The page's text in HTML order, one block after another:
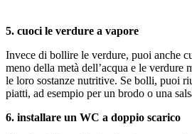
5. cuoci le verdure a vapore
Invece di bollire le verdure, puoi anche
meno della metà dell’acqua e le verdure
le loro sostanze nutritive. Se bolli, puoi
piatti, ad esempio per un brodo o una
6. installare un WC a doppio scarico